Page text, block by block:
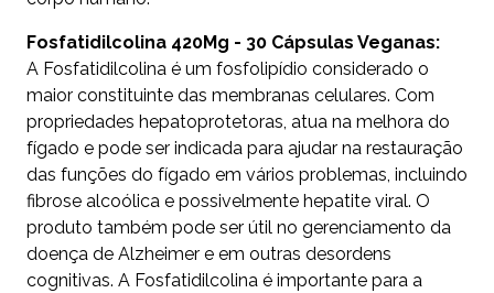
Fosfatidilcolina 420Mg - 30 Cápsulas Veganas:
A Fosfatidilcolina é um fosfolipídio considerado o
maior constituinte das membranas celulares. Com
propriedades hepatoprotetoras, atua na melhora do
fígado e pode ser indicada para ajudar na restauração
das funções do fígado em vários problemas, incluindo
fibrose alcoólica e possivelmente hepatite viral. O
produto também pode ser útil no gerenciamento da
doença de Alzheimer e em outras desordens
cognitivas. A Fosfatidilcolina é importante para a